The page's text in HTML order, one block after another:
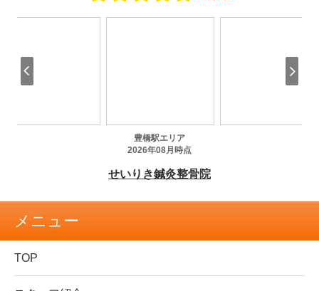
メニュー
TOP